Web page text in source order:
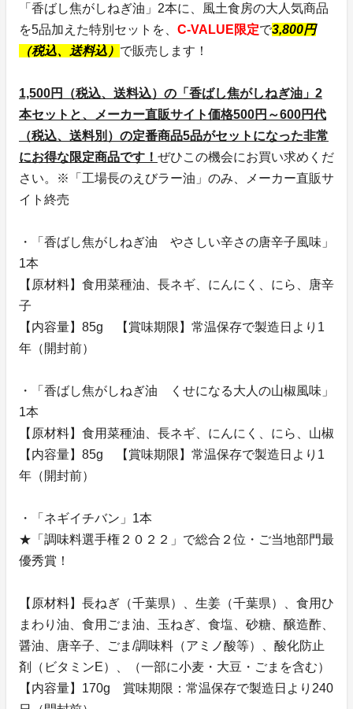
「香ばし焦がしねぎ油」2本に、風土食房の大人気商品
を5品加えた特別セットを、 C-VALUE限定で3,800円
（税込、送料込） で販売します！
1,500円（税込、送料込）の「香ばし焦がしねぎ油」2
本セットと、メーカー直販サイト価格500円～600円代
（税込、送料別）の定番商品5品がセットになった非常
にお得な限定商品です！ ぜひこの機会にお買い求めくだ
さい。※「工場長のえびラー油」のみ、メーカー直販サ
イト終売
・「香ばし焦がしねぎ油 やさしい辛さの唐辛子風味」
1本
【原材料】食用菜種油、長ネギ、にんにく、にら、唐辛
子
【内容量】85g 【賞味期限】常温保存で製造日より1
年（開封前）
・「香ばし焦がしねぎ油 くせになる大人の山椒風味」
1本
【原材料】食用菜種油、長ネギ、にんにく、にら、山椒
【内容量】85g 【賞味期限】常温保存で製造日より1
年（開封前）
・「ネギイチバン」1本
★「調味料選手権２０２２」で総合２位・ご当地部門最
優秀賞！
【原材料】長ねぎ（千葉県）、生姜（千葉県）、食用ひ
まわり油、食用ごま油、玉ねぎ、食塩、砂糖、醸造酢、
醤油、唐辛子、ごま/調味料（アミノ酸等）、酸化防止
剤（ビタミンE）、（一部に小麦・大豆・ごまを含む）
【内容量】170g 賞味期限：常温保存で製造日より240